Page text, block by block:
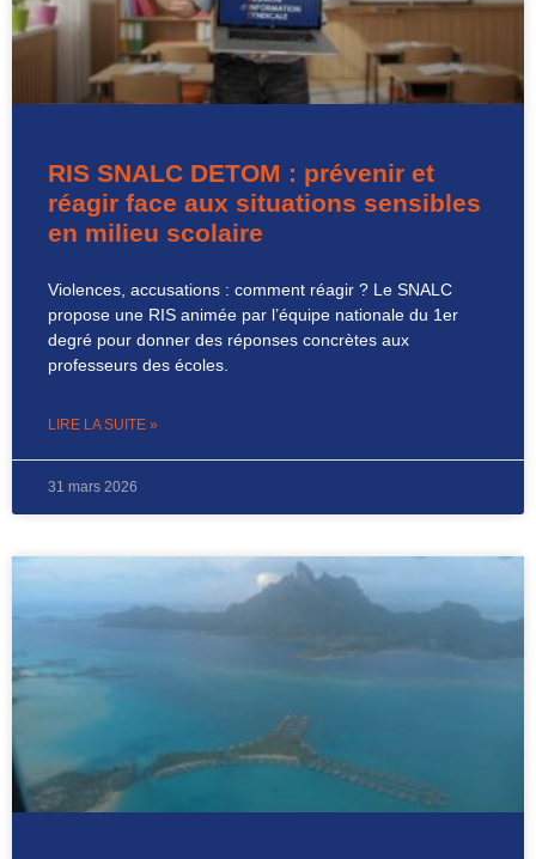
RIS SNALC DETOM : prévenir et
réagir face aux situations sensibles
en milieu scolaire
Violences, accusations : comment réagir ? Le SNALC
propose une RIS animée par l’équipe nationale du 1er
degré pour donner des réponses concrètes aux
professeurs des écoles.
LIRE LA SUITE »
31 mars 2026